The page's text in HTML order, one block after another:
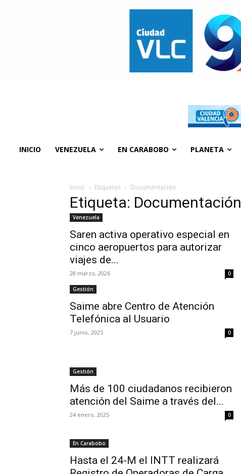
INICIO VENEZUELA EN CARABOBO PLANETA
Inicio Etiquetas Documentación
Etiqueta: Documentación
Venezuela
Saren activa operativo especial en
cinco aeropuertos para autorizar
viajes de...
28 marzo, 2026 0
Gestión
Saime abre Centro de Atención
Telefónica al Usuario
7 junio, 2025 0
Gestión
Más de 100 ciudadanos recibieron
atención del Saime a través del...
24 enero, 2025 0
En Carabobo
Hasta el 24-M el INTT realizará